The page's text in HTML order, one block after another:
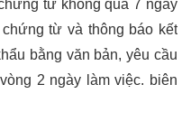
từ không quá 7 ngày
từ và thông báo kết
bằng văn bản, yêu cầu
2 ngày làm việc. biên